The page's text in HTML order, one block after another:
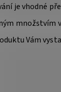
je vhodné
množstvím
Vám